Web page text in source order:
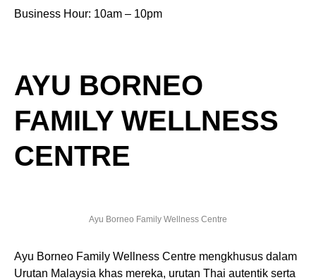
Business Hour: 10am – 10pm
AYU BORNEO
FAMILY WELLNESS
CENTRE
Ayu Borneo Family Wellness Centre
Ayu Borneo Family Wellness Centre mengkhusus dalam
Urutan Malaysia khas mereka, urutan Thai autentik serta